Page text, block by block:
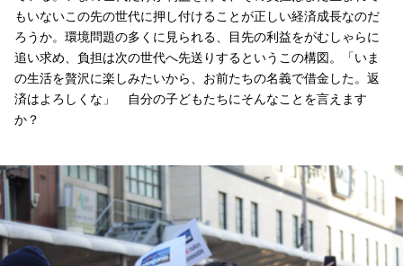
もいないこの先の世代に押し付けることが正しい経済成長なのだ
ろうか。環境問題の多くに見られる、目先の利益をがむしゃらに
追い求め、負担は次の世代へ先送りするというこの構図。「いま
の生活を贅沢に楽しみたいから、お前たちの名義で借金した。返
済はよろしくな」 自分の子どもたちにそんなことを言えます
か？